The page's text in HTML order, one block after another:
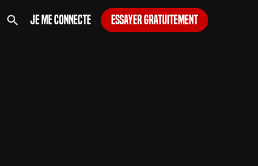
Je me connecte Essayer gratuitement